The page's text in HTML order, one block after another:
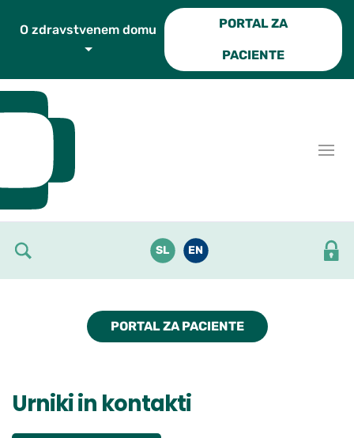
PORTAL ZA
PACIENTE
SL EN
PORTAL ZA PACIENTE
Urniki in kontakti